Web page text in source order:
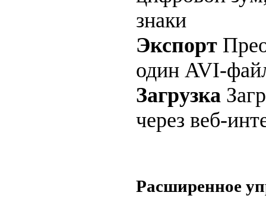
знаки
Экспорт
один AVI-
Загрузка
через веб-
Расширенное